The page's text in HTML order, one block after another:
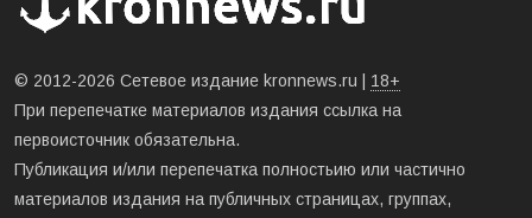
© 2012-2026 Сетевое издание kronnews.ru | 18+
При перепечатке материалов издания ссылка на
первоисточник обязательна.
Публикация и/или перепечатка полностьию или частично
материалов издания на публичных страницах, группах,